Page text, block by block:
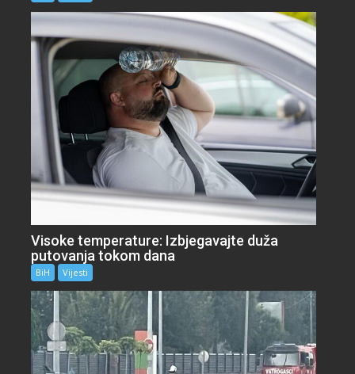
Visoke temperature: Izbjegavajte duža
putovanja tokom dana
BiH Vijesti